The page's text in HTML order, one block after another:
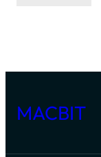
MACBIT